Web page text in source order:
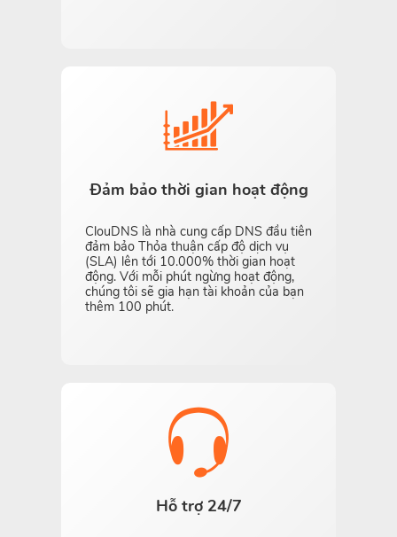
Đảm bảo thời gian hoạt động
ClouDNS là nhà cung cấp DNS đầu tiên
đảm bảo Thỏa thuận cấp độ dịch vụ
(SLA) lên tới 10.000% thời gian hoạt
động. Với mỗi phút ngừng hoạt động,
chúng tôi sẽ gia hạn tài khoản của bạn
thêm 100 phút.
Hỗ trợ 24/7